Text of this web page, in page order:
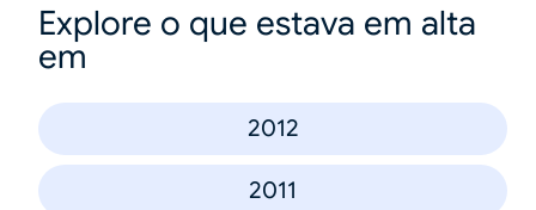
Explore o que estava em alta
em
2012
2011